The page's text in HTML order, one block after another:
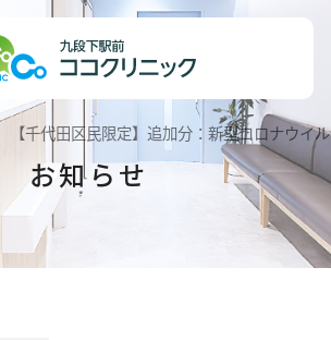
お知らせ
【千代田区民限定】追加分：新型コロナウイ